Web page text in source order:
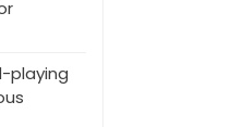
playing